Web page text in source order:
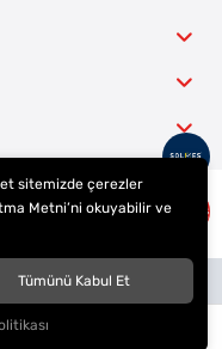
ULAŞ
yapılmıştır.
sitemizde çerezler
Metni’ni okuyabilir ve
Tümünü Kabul Et